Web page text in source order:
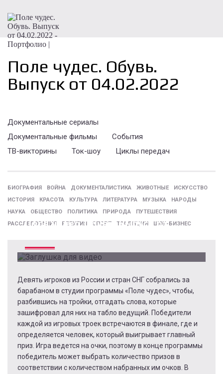
Поле чудес. Обувь.
Выпуск от 04.02.2022
Документальные сериалы
Документальные фильмы
События
ТВ-викторины
Ток-шоу Циклы передач
БИОГРАФИЯ ВОЙНА ДОКУМЕНТАЛИСТИКА ЖИВОТНЫЕ
ИСКУССТВО
ИСТОРИЯ
КРАСОТА КУЛЬТУРА ЛИТЕРАТУРА МУЗЫКА
НАРОДЫ
НАУКА
ОБЩЕСТВО ПОЛИТИКА ПРИРОДА
ПУТЕШЕСТВИЯ
РАССЛЕДОВАНИЯ
РЕЛИГИЯ СПОРТ ТРАДИЦИИ ШОУ-БИЗНЕС
Поле чудес. Обувь. Выпуск от
Девять игроков из России и стран СНГ собрались за
барабаном в студии программы «Поле чудес», чтобы,
разбившись на тройки, отгадать слова, которые
зашифровал для них на табло ведущий. Победители
каждой из игровых троек встречаются в финале, где и
определяется человек, который выигрывает главный
приз. Игра ведется на очки, поэтому в конце программы
победитель может выбрать количество призов в
соответствии с количеством набранных им очков. В